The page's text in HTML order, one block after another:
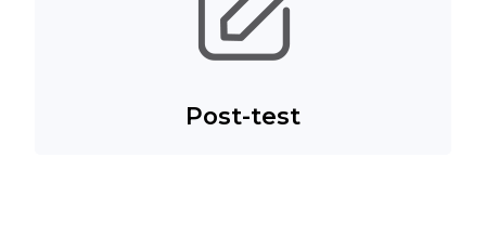
Post-test